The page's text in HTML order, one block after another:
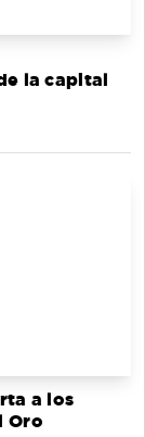
la capital
a los
Oro